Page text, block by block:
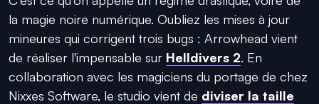
la magie noire numérique. Oubliez les mises à jour
mineures qui corrigent trois bugs : Arrowhead vient
de réaliser l'impensable sur Helldivers 2. En
collaboration avec les magiciens du portage de chez
Nixxes Software, le studio vient de diviser la taille